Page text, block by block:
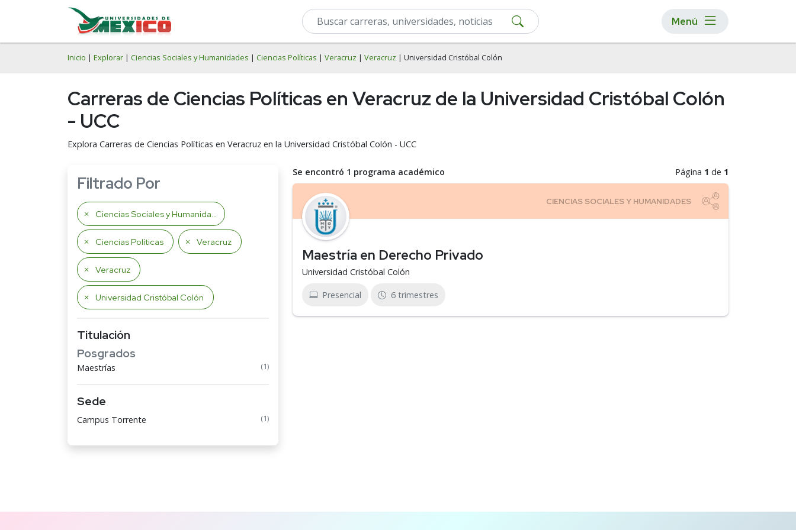
Menú
Inicio | Explorar | Ciencias Sociales y Humanidades | Ciencias Políticas | Veracruz | Veracruz | Universidad Cristóbal Colón
Carreras de Ciencias Políticas en Veracruz de la Universidad Cristóbal Colón
- UCC
Explora Carreras de Ciencias Políticas en Veracruz en la Universidad Cristóbal Colón - UCC
Filtrado Por
Ciencias Sociales y Humanidades
Ciencias Políticas Veracruz
Veracruz
Universidad Cristóbal Colón
Titulación
Posgrados
Maestrías (1)
Sede
Campus Torrente (1)
Se encontró 1 programa académico Página 1 de 1
Maestría en Derecho Privado
Universidad Cristóbal Colón
Presencial 6 trimestres